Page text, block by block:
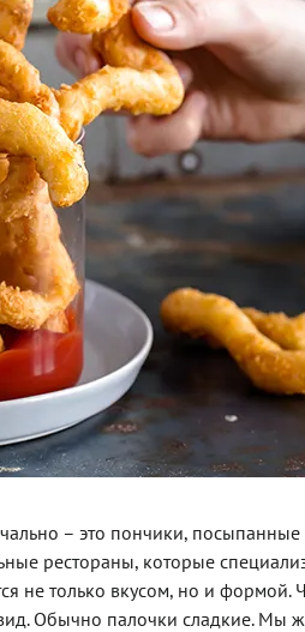
– это пончики, посыпанные
рестораны, которые
не только вкусом, но и формой.
Обычно палочки сладкие. Мы